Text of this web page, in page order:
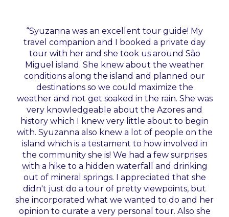
“Syuzanna was an excellent tour guide! My
travel companion and I booked a private day
tour with her and she took us around São
Miguel island. She knew about the weather
conditions along the island and planned our
destinations so we could maximize the
weather and not get soaked in the rain. She was
very knowledgeable about the Azores and
history which I knew very little about to begin
with. Syuzanna also knew a lot of people on the
island which is a testament to how involved in
the community she is! We had a few surprises
with a hike to a hidden waterfall and drinking
out of mineral springs. I appreciated that she
didn't just do a tour of pretty viewpoints, but
she incorporated what we wanted to do and her
opinion to curate a very personal tour. Also she